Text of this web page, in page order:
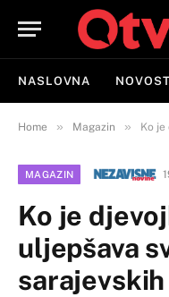
NASLOVNA
Home » Magazin » Ko je
MAGAZIN
Ko je
uljepšava